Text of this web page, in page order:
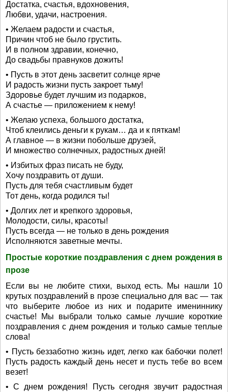
Достатка, счастья, вдохновения,
Любви, удачи, настроения.
• Желаем радости и счастья,
Причин чтоб не было грустить.
И в полном здравии, конечно,
До свадьбы правнуков дожить!
• Пусть в этот день засветит солнце ярче
И радость жизни пусть закроет тьму!
Здоровье будет лучшим из подарков,
А счастье — приложением к нему!
• Желаю успеха, большого достатка,
Чтоб клеились деньги к рукам… да и к пяткам!
А главное — в жизни побольше друзей,
И множество солнечных, радостных дней!
• Избитых фраз писать не буду,
Хочу поздравить от души.
Пусть для тебя счастливым будет
Тот день, когда родился ты!
• Долгих лет и крепкого здоровья,
Молодости, силы, красоты!
Пусть всегда — не только в день рождения
Исполняются заветные мечты.
Простые короткие поздравления с днем рождения в
прозе
Если вы не любите стихи, выход есть. Мы нашли 10
крутых поздравлений в прозе специально для вас — так
что выберите любое из них и подарите имениннику
счастье! Мы выбрали только самые лучшие короткие
поздравления с днем рождения и только самые теплые
слова!
• Пусть беззаботно жизнь идет, легко как бабочки полет!
Пусть радость каждый день несет и пусть тебе во всем
везет!
• С днем рождения! Пусть сегодня звучит радостная